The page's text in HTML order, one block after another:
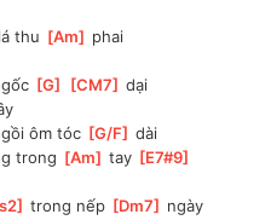
lá thu [Am phai
[G [CM7 ] dại
ôm tóc [G/F ] dài
trong [Am ] tay [E7#9
] trong nếp [Dm7
ngày